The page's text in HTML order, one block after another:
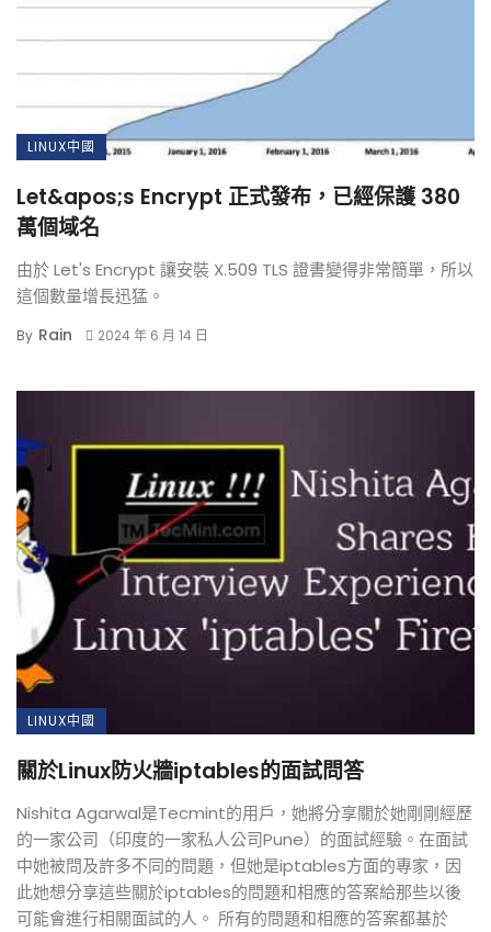
LINUX中國
Let&apos;s Encrypt 正式發布，已經保護 380
萬個域名
由於 Let's Encrypt 讓安裝 X.509 TLS 證書變得非常簡單，所以
這個數量增長迅猛。
By Rain 2024 年 6 月 14 日
LINUX中國
關於Linux防火牆iptables的面試問答
Nishita Agarwal是Tecmint的用戶，她將分享關於她剛剛經歷
的一家公司（印度的一家私人公司Pune）的面試經驗。在面試
中她被問及許多不同的問題，但她是iptables方面的專家，因
此她想分享這些關於iptables的問題和相應的答案給那些以後
可能會進行相關面試的人。 所有的問題和相應的答案都基於